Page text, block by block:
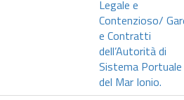
Legale e
Contenzioso/
e Contratti
dell’Autorità di
Sistema Portuale
del Mar Ionio.